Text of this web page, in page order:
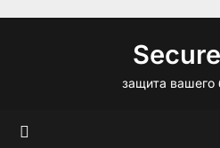
защита вашего